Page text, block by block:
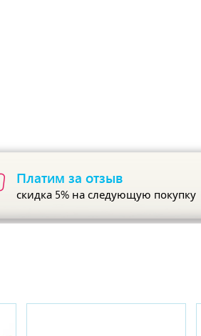
Платим за отзыв
скидка 5% на следующую покупку